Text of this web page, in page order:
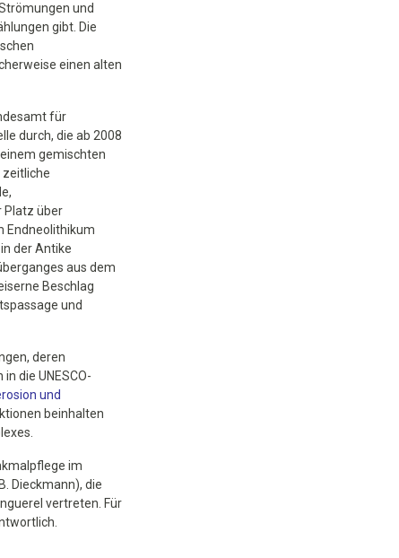
und
gibt. Die
einen alten
für
durch, die ab 2008
gemischten
zeitliche
Platz über
Endneolithikum
der Antike
aus dem
Beschlag
und
deren
die UNESCO-
und
beinhalten
im
Dieckmann), die
vertreten. Für